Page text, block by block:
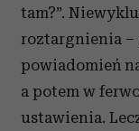
tam?”.
roztargnienia –
powiadomień
a potem w
ustawienia.